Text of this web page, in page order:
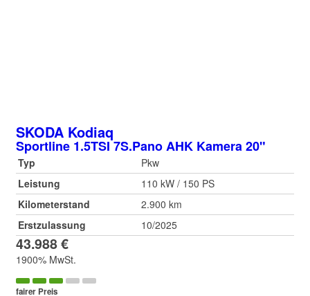
SKODA Kodiaq
Sportline 1.5TSI 7S.Pano AHK Kamera 20"
Typ
Pkw
Leistung
110 kW / 150 PS
Kilometerstand
2.900 km
Erstzulassung
10/2025
43.988 €
1900% MwSt.
fairer Preis